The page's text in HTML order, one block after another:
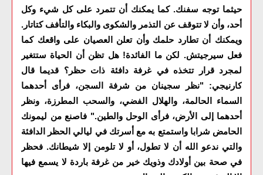
حيثما توجه سفنك. كما يمكنك أن تتمرد على كل شيء وكل
أحد، وأن لا تتوقف عن التذمر والشكوى والبكاء والتأفف كتاتار.
ويمكنك أن تطارد حلمك وأن تعلن العصيان على واقعك كما
فعل سيرجيتش. لكن ما الفائدة! هل تظن أن الحياة ستتغير
لمجرد قرار تتخذه في غرفة دافئة ذات حظر؟ قديما قال
كارنيجي: "نظر سجينان من شرفة السجن، فرأى أحدهما
السماء الحالمة، والهلال الفضي، والسحب المطرزة، ونظر
أحدهما إلى الأرض، فرأى الوحل والطين." فاصنع من ليمونك
الحامض شرابا واستمتع به مع أسرتك في ليالي الحظر الدافئة
والتي ندعو الله أن لا تطول، أو لا تلومن إلا شيطانك. فحظر
في صحة بين أولادك وذويك خير من غرفة باردة لا يسمع فيها